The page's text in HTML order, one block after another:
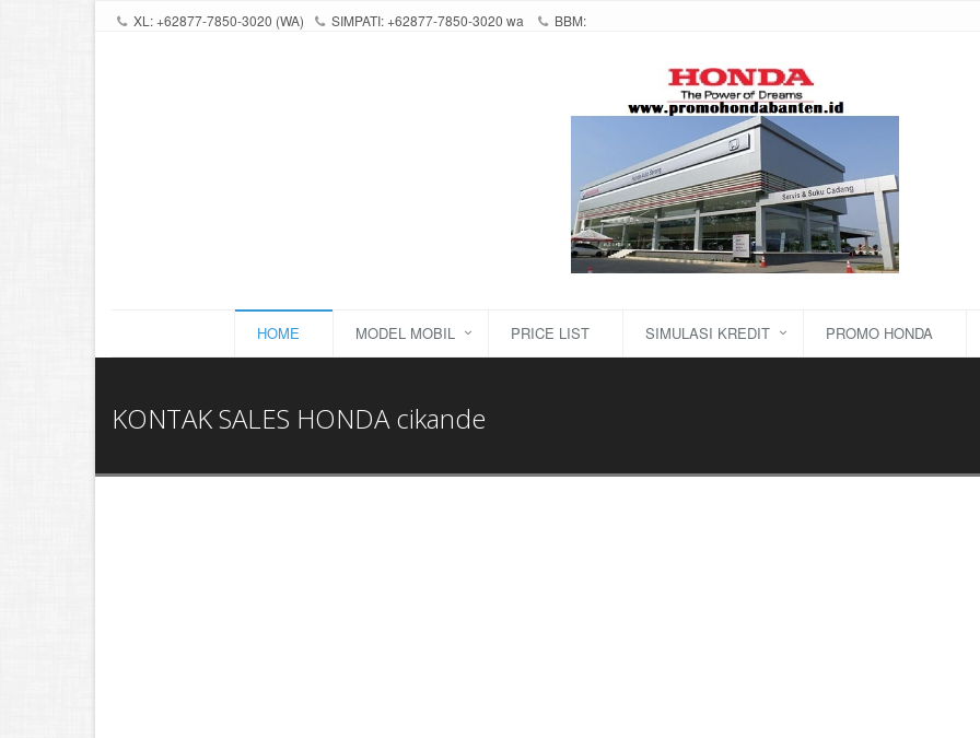
XL: +62877-7850-3020 (WA) SIMPATI: +62877-7850-3020 wa BBM:
HOME MODEL MOBIL PRICE LIST SIMULASI KREDIT PROMO HONDA
KONTAK SALES HONDA cikande